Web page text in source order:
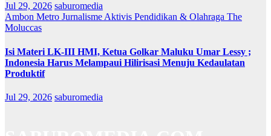
Jul 29, 2026 saburomedia
Ambon Metro Jurnalisme Aktivis Pendidikan & Olahraga The
Moluccas
Isi Materi LK-III HMI, Ketua Golkar Maluku Umar Lessy ;
Indonesia Harus Melampaui Hilirisasi Menuju Kedaulatan
Produktif
Jul 29, 2026 saburomedia